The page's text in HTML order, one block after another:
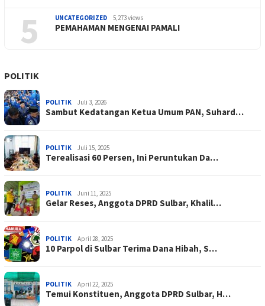
5 UNCATEGORIZED 5,273 views
PEMAHAMAN MENGENAI PAMALI
POLITIK
POLITIK Juli 3, 2026
Sambut Kedatangan Ketua Umum PAN, Suhard…
POLITIK Juli 15, 2025
Terealisasi 60 Persen, Ini Peruntukan Da…
POLITIK Juni 11, 2025
Gelar Reses, Anggota DPRD Sulbar, Khalil…
POLITIK April 28, 2025
10 Parpol di Sulbar Terima Dana Hibah, S…
POLITIK April 22, 2025
Temui Konstituen, Anggota DPRD Sulbar, H…